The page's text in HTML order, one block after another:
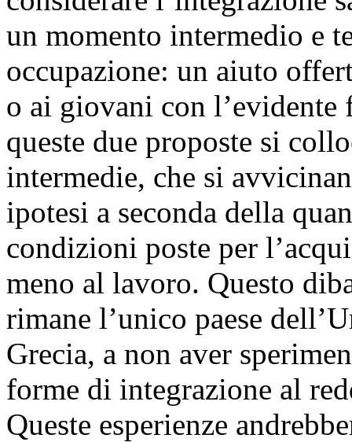
un momento intermedio e
occupazione: un aiuto
o ai giovani con
queste due proposte si
intermedie, che si
ipotesi a seconda della
condizioni poste per
meno al lavoro. Questo
rimane l’unico paese
Grecia, a non aver
forme di integrazione al
Queste esperienze